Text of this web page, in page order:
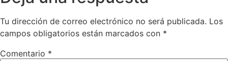
Tu dirección de correo electrónico no será publicada. Los
campos obligatorios están marcados con *
Comentario *